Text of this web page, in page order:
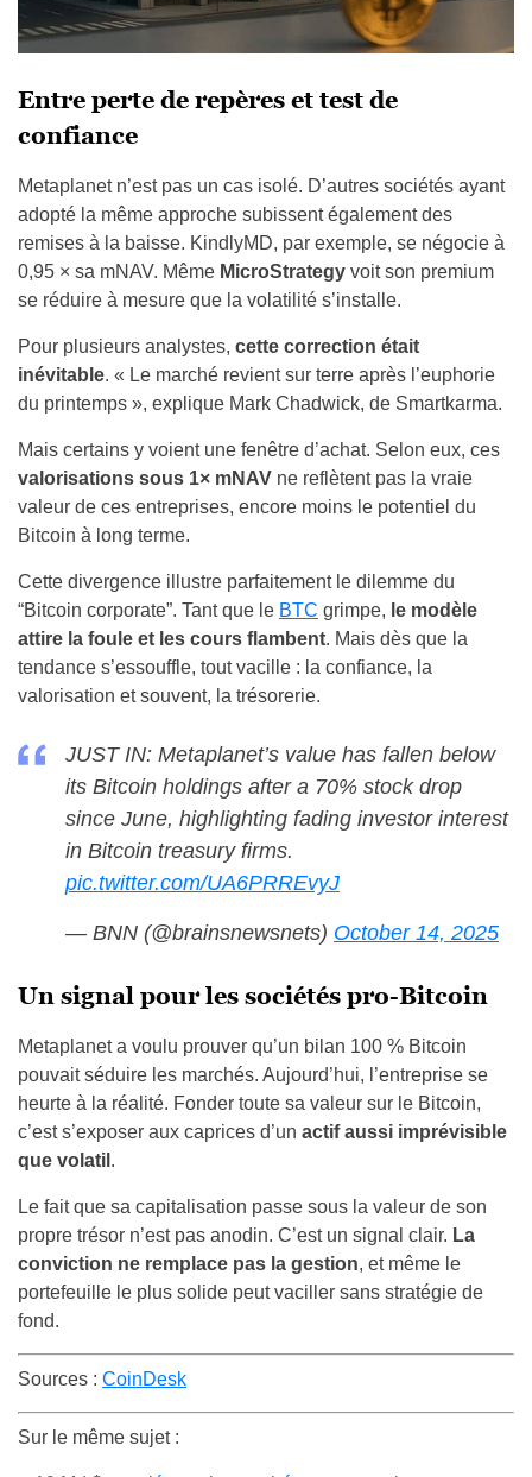
Entre perte de repères et test de
confiance
Metaplanet n’est pas un cas isolé. D’autres sociétés ayant
adopté la même approche subissent également des
remises à la baisse. KindlyMD, par exemple, se négocie à
0,95 × sa mNAV. Même MicroStrategy voit son premium
se réduire à mesure que la volatilité s’installe.
Pour plusieurs analystes, cette correction était
inévitable. « Le marché revient sur terre après l’euphorie
du printemps », explique Mark Chadwick, de Smartkarma.
Mais certains y voient une fenêtre d’achat. Selon eux, ces
valorisations sous 1× mNAV ne reflètent pas la vraie
valeur de ces entreprises, encore moins le potentiel du
Bitcoin à long terme.
Cette divergence illustre parfaitement le dilemme du
“Bitcoin corporate”. Tant que le BTC grimpe, le modèle
attire la foule et les cours flambent. Mais dès que la
tendance s’essouffle, tout vacille : la confiance, la
valorisation et souvent, la trésorerie.
JUST IN: Metaplanet’s value has fallen below
its Bitcoin holdings after a 70% stock drop
since June, highlighting fading investor interest
in Bitcoin treasury firms.
pic.twitter.com/UA6PRREvyJ
— BNN (@brainsnewsnets) October 14, 2025
Un signal pour les sociétés pro-Bitcoin
Metaplanet a voulu prouver qu’un bilan 100 % Bitcoin
pouvait séduire les marchés. Aujourd’hui, l’entreprise se
heurte à la réalité. Fonder toute sa valeur sur le Bitcoin,
c’est s’exposer aux caprices d’un actif aussi imprévisible
que volatil .
Le fait que sa capitalisation passe sous la valeur de son
propre trésor n’est pas anodin. C’est un signal clair. La
conviction ne remplace pas la gestion, et même le
portefeuille le plus solide peut vaciller sans stratégie de
fond.
Sources : CoinDesk
Sur le même sujet :